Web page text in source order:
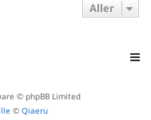
Aller
© phpBB Limited
© Qiaeru